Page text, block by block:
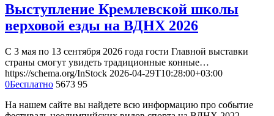
Выступление Кремлевской школы
верховой езды на ВДНХ 2026
С 3 мая по 13 сентября 2026 года гости Главной выставки
страны смогут увидеть традиционные конные…
https://schema.org/InStock 2026-04-29T10:28:00+03:00
0Бесплатно 5673 95
На нашем сайте вы найдете всю информацию про событие